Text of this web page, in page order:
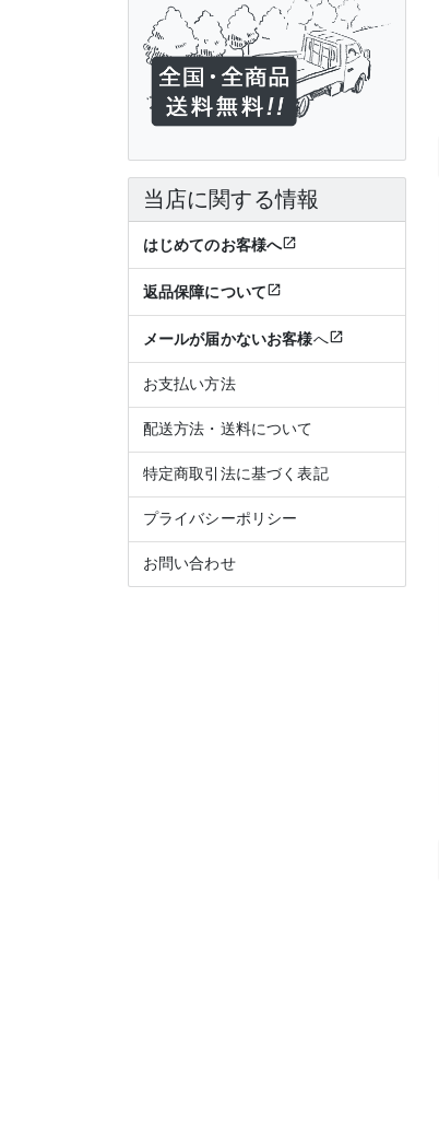
当店に関する情報
はじめてのお客様へ
返品保障について
メールが届かないお客様へ
お支払い方法
配送方法・送料について
特定商取引法に基づく表記
プライバシーポリシー
お問い合わせ